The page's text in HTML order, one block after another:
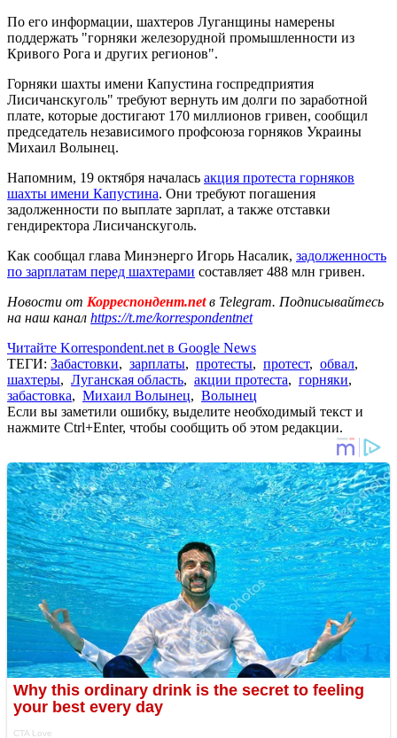
По его информации, шахтеров Луганщины намерены
поддержать "горняки железорудной промышленности из
Кривого Рога и других регионов".
Горняки шахты имени Капустина госпредприятия
Лисичанскуголь" требуют вернуть им долги по заработной
плате, которые достигают 170 миллионов гривен, сообщил
председатель независимого профсоюза горняков Украины
Михаил Волынец.
Напомним, 19 октября началась акция протеста горняков
шахты имени Капустина. Они требуют погашения
задолженности по выплате зарплат, а также отставки
гендиректора Лисичанскуголь.
Как сообщал глава Минэнерго Игорь Насалик, задолженность
по зарплатам перед шахтерами составляет 488 млн гривен.
Новости от Корреспондент.netв Telegram. Подписывайтесь
на наш канал https://t.me/korrespondentnet
Читайте Korrespondent.net в Google News
ТЕГИ: Забастовки, зарплаты, протесты, протест, обвал,
шахтеры, Луганская область, акции протеста, горняки,
забастовка, Михаил Волынец, Волынец
Если вы заметили ошибку, выделите необходимый текст и
нажмите Ctrl+Enter, чтобы сообщить об этом редакции.